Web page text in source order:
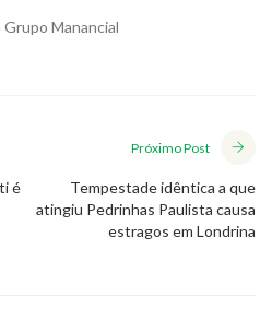
Grupo Manancial
é
Próximo Post
Tempestade idêntica a que
atingiu Pedrinhas Paulista causa
estragos em Londrina